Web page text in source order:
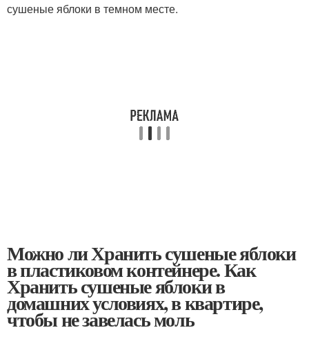
сушеные яблоки в темном месте.
Можно ли Хранить сушеные яблоки
в пластиковом контейнере. Как
Хранить сушеные яблоки в
домашних условиях, в квартире,
чтобы не завелась моль